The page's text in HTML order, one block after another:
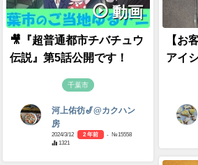
動画
🎥『超普通都市チバチュウ
伝説』第5話公開です！
千葉市
河上佑彷🎷@カクハン
房
2024/3/12 2 年前
- №15558
1321
【お
アイ